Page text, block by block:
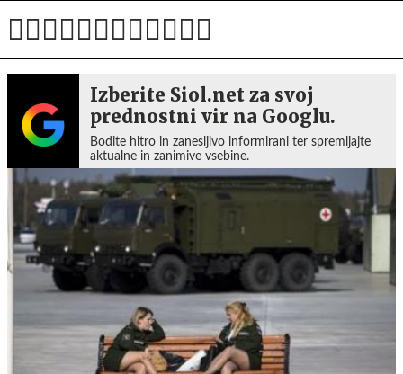
Izberite Siol.net za svoj
prednostni vir na Googlu.
Bodite hitro in zanesljivo informirani ter spremljajte
aktualne in zanimive vsebine.